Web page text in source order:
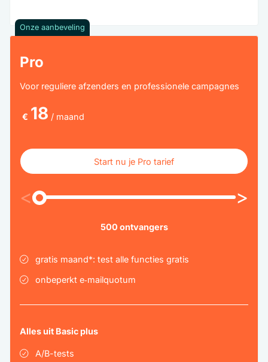
Pro
Onze aanbeveling
Voor reguliere afzenders en professionele campagnes
€ 18 / maand
Start nu je Pro tarief
Start nu je Pro tarief
< >
500 ontvangers
gratis maand*: test alle functies gratis
onbeperkt e‑mailquotum
Alles uit Basic plus
A/B-tests